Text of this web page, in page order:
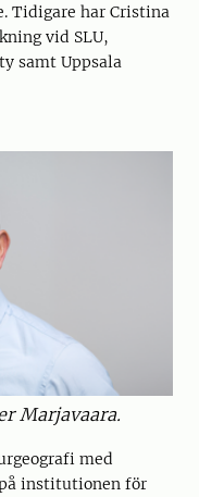
Tidigare har Cristina
vid SLU,
samt Uppsala
Marjavaara.
med
institutionen för